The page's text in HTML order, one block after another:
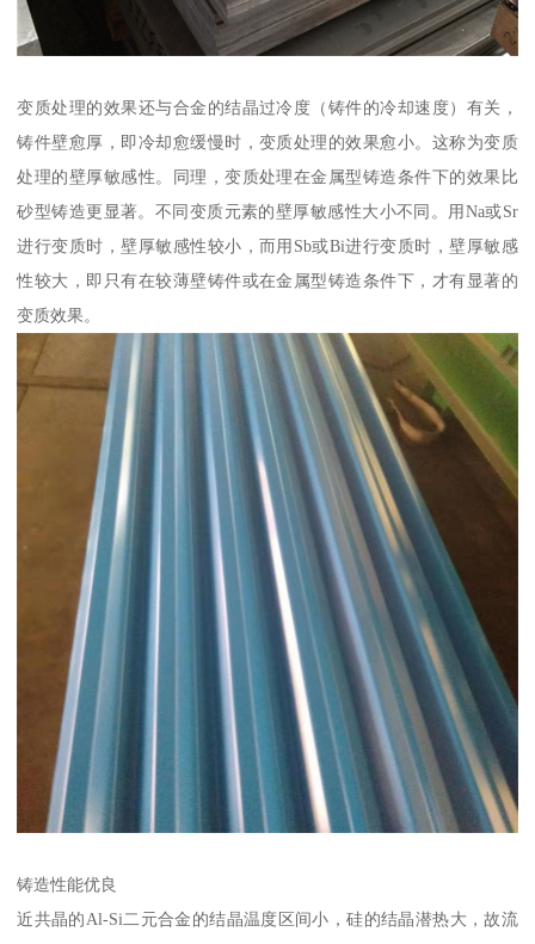
变质处理的效果还与合金的结晶过冷度（铸件的冷却速度）有关，
铸件壁愈厚，即冷却愈缓慢时，变质处理的效果愈小。这称为变质
处理的壁厚敏感性。同理，变质处理在金属型铸造条件下的效果比
砂型铸造更显著。不同变质元素的壁厚敏感性大小不同。用Na或Sr
进行变质时，壁厚敏感性较小，而用Sb或Bi进行变质时，壁厚敏感
性较大，即只有在较薄壁铸件或在金属型铸造条件下，才有显著的
变质效果。
铸造性能优良
近共晶的Al-Si二元合金的结晶温度区间小，硅的结晶潜热大，故流